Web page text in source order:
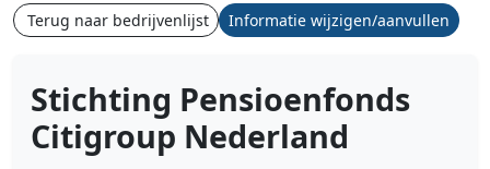
Terug naar bedrijvenlijst Informatie wijzigen/aanvullen
Stichting Pensioenfonds
Citigroup Nederland